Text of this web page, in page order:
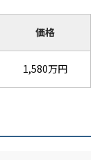
価格
1,580万円